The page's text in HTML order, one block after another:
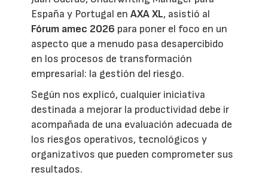
España y Portugal enAXA XL, asistió al
Fórum amec 2026 para poner el foco en un
aspecto que a menudo pasa desapercibido
en los procesos de transformación
empresarial: la gestión del riesgo.
Según nos explicó, cualquier iniciativa
destinada a mejorar la productividad debe ir
acompañada de una evaluación adecuada de
los riesgos operativos, tecnológicos y
organizativos que pueden comprometer sus
resultados.